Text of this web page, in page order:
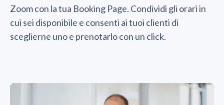
Zoom con la tua Booking Page. Condividi gli orari in
cui sei disponibile e consenti ai tuoi clienti di
sceglierne uno e prenotarlo con un click.